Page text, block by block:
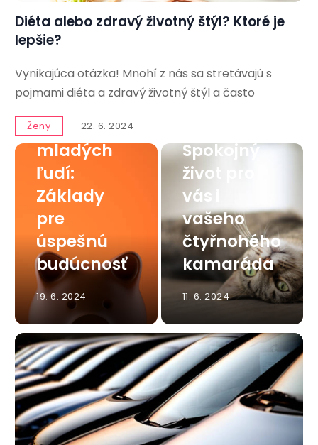
Diéta alebo zdravý životný štýl? Ktoré je
lepšie?
Vynikajúca otázka! Mnohí z nás sa stretávajú s
pojmami diéta a zdravý životný štýl a často
Ženy 22. 6. 2024
Finančná
ť pre
mladých
ľudí:
Základy
pre
úspešnú
budúcnosť
19. 6. 2024
Mačka v
Spokojný
život pro
vás i
vašeho
čtyřnohého
kamaráda
11. 6. 2024